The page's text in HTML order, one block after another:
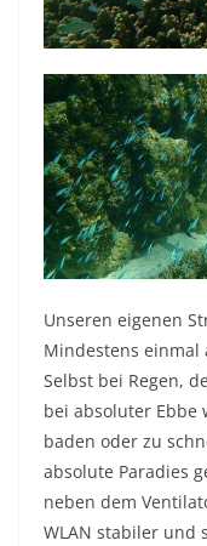
Unseren eigenen
Mindestens einmal
Selbst bei Regen,
bei absoluter Ebbe
baden oder zu
absolute Paradies
neben dem
WLAN stabiler und